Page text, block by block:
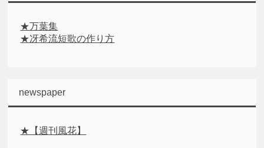
★万葉集
★冴希流短歌の作り方
newspaper
★【週刊風花】